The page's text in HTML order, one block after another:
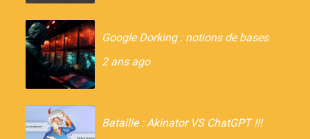
Google Dorking : notions de bases
2 ans ago
Bataille : Akinator VS ChatGPT !!!